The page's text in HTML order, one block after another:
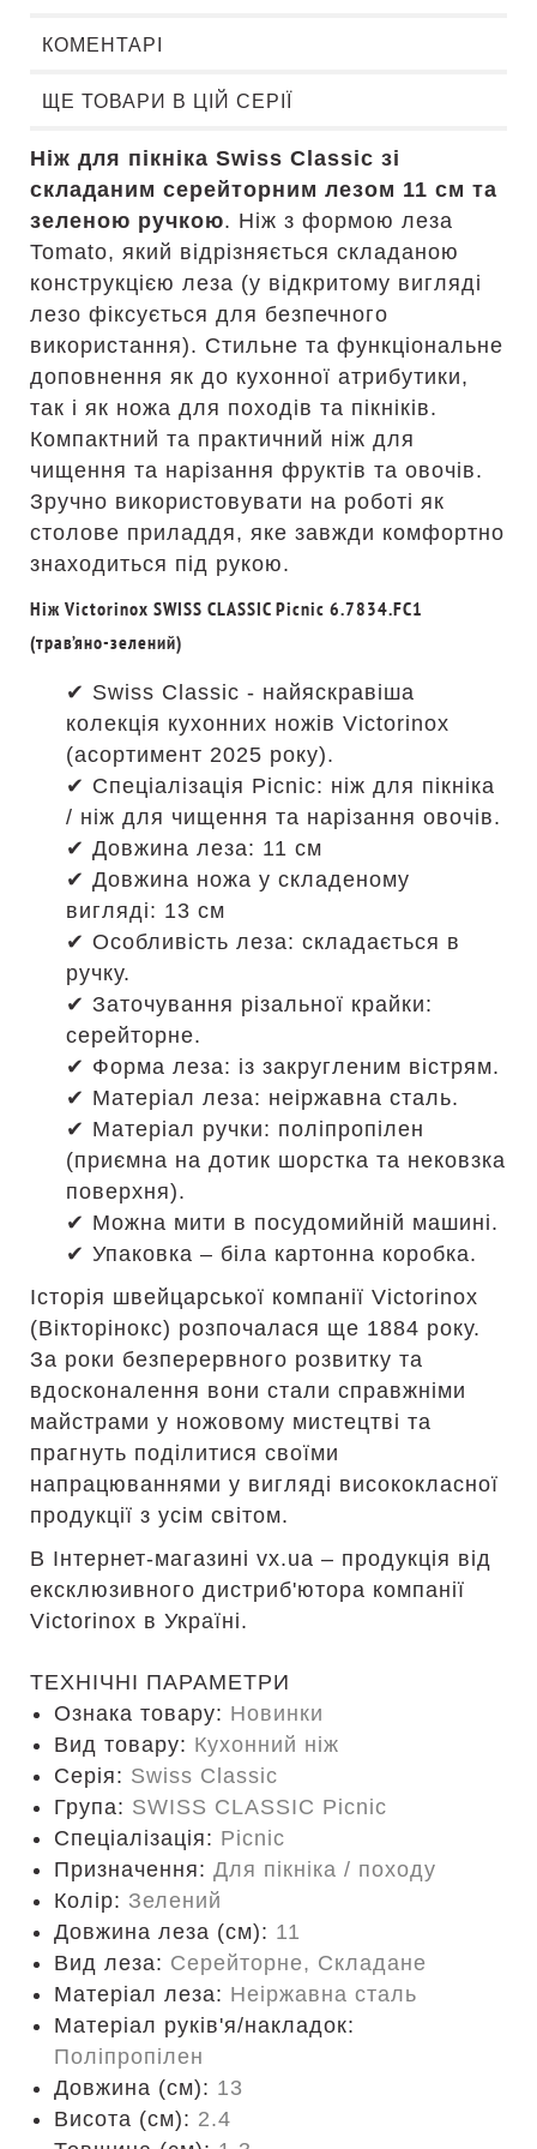
КОМЕНТАРІ
ЩЕ ТОВАРИ В ЦІЙ СЕРІЇ
Ніж для пікніка Swiss Classic зі
складаним серейторним лезом 11 см та
зеленою ручкою. Ніж з формою леза
Tomato, який відрізняється складаною
конструкцією леза (у відкритому вигляді
лезо фіксується для безпечного
використання). Стильне та функціональне
доповнення як до кухонної атрибутики,
так і як ножа для походів та пікніків.
Компактний та практичний ніж для
чищення та нарізання фруктів та овочів.
Зручно використовувати на роботі як
столове приладдя, яке завжди комфортно
знаходиться під рукою.
Ніж Victorinox SWISS CLASSIC Picnic 6.7834.FC1
(трав’яно-зелений)
✔ Swiss Classic - найяскравіша
колекція кухонних ножів Victorinox
(асортимент 2025 року).
✔ Спеціалізація Picnic: ніж для пікніка
/ ніж для чищення та нарізання овочів.
✔ Довжина леза: 11 см
✔ Довжина ножа у складеному
вигляді: 13 см
✔ Особливість леза: складається в
ручку.
✔ Заточування різальної крайки:
серейторне.
✔ Форма леза: із закругленим вістрям.
✔ Матеріал леза: неіржавна сталь.
✔ Матеріал ручки: поліпропілен
(приємна на дотик шорстка та нековзка
поверхня).
✔ Можна мити в посудомийній машині.
✔ Упаковка – біла картонна коробка.
Історія швейцарської компанії Victorinox
(Вікторінокс) розпочалася ще 1884 року.
За роки безперервного розвитку та
вдосконалення вони стали справжніми
майстрами у ножовому мистецтві та
прагнуть поділитися своїми
напрацюваннями у вигляді висококласної
продукції з усім світом.
В Інтернет-магазині vx.ua – продукція від
ексклюзивного дистриб'ютора компанії
Victorinox в Україні.
ТЕХНІЧНІ ПАРАМЕТРИ
Ознака товару: Новинки
Вид товару: Кухонний ніж
Серія: Swiss Classic
Група: SWISS CLASSIC Picnic
Спеціалізація: Picnic
Призначення: Для пікніка / походу
Колір: Зелений
Довжина леза (см): 11
Вид леза: Серейторне, Складане
Матеріал леза: Неіржавна сталь
Матеріал руків'я/накладок:
Поліпропілен
Довжина (cм): 13
Висота (см): 2.4